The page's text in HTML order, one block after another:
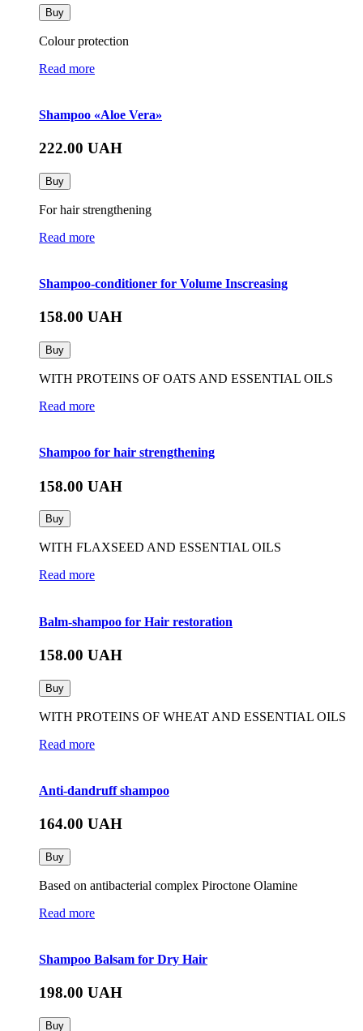
Buy
Colour protection
Read more
Shampoo «Aloe Vera»
222.00 UAH
Buy
For hair strengthening
Read more
Shampoo-conditioner for Volume Inscreasing
158.00 UAH
Buy
WITH PROTEINS OF OATS AND ESSENTIAL OILS
Read more
Shampoo for hair strengthening
158.00 UAH
Buy
WITH FLAXSEED AND ESSENTIAL OILS
Read more
Balm-shampoo for Hair restoration
158.00 UAH
Buy
WITH PROTEINS OF WHEAT AND ESSENTIAL OILS
Read more
Anti-dandruff shampoo
164.00 UAH
Buy
Based on antibacterial complex Piroctone Olamine
Read more
Shampoo Balsam for Dry Hair
198.00 UAH
Buy